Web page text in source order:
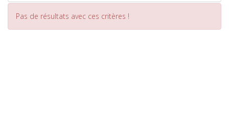
Pas de résultats avec ces critères !